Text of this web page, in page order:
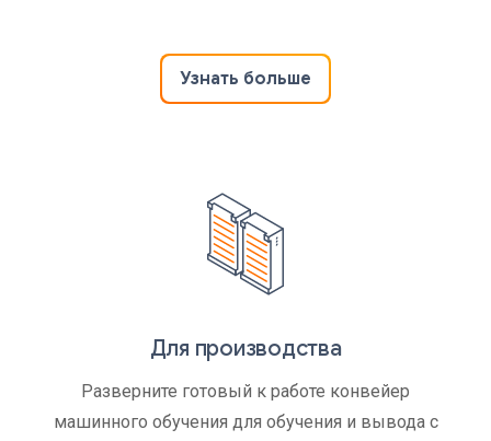
Узнать больше
Для производства
Разверните готовый к работе конвейер
машинного обучения для обучения и вывода с